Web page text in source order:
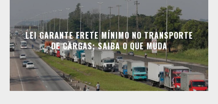
LEI GARANTE FRETE MÍNIMO NO TRANSPORTE
DE CARGAS; SAIBA O QUE MUDA